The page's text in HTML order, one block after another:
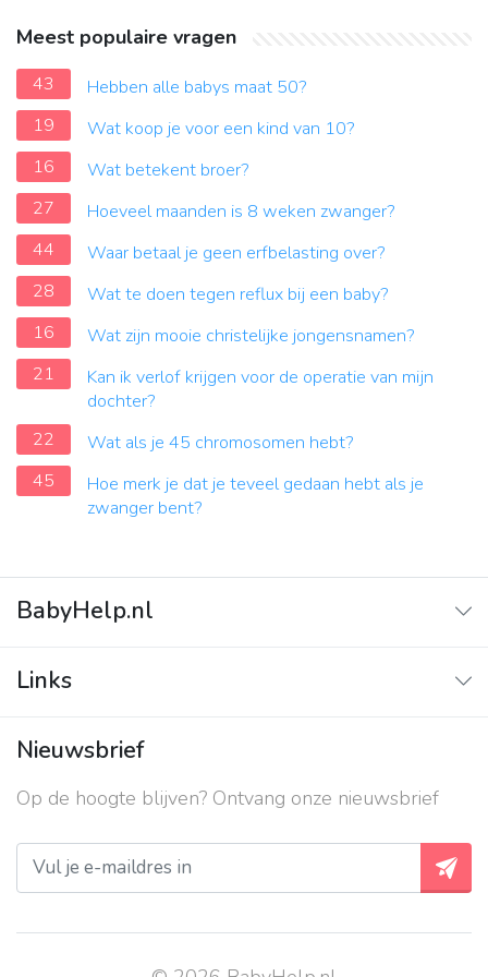
Meest populaire vragen
43
Hebben alle babys maat 50?
19
Wat koop je voor een kind van 10?
16
Wat betekent broer?
27
Hoeveel maanden is 8 weken zwanger?
44
Waar betaal je geen erfbelasting over?
28
Wat te doen tegen reflux bij een baby?
16
Wat zijn mooie christelijke jongensnamen?
21
Kan ik verlof krijgen voor de operatie van mijn
dochter?
22
Wat als je 45 chromosomen hebt?
45
Hoe merk je dat je teveel gedaan hebt als je
zwanger bent?
BabyHelp.nl
Vraag & Antwoord
Links
Contact
Over ons
Privacy beleid
Nieuwsbrief
Op de hoogte blijven? Ontvang onze nieuwsbrief